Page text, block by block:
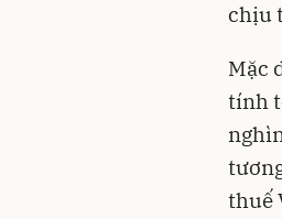
chịu
Mặc
tính
thuế